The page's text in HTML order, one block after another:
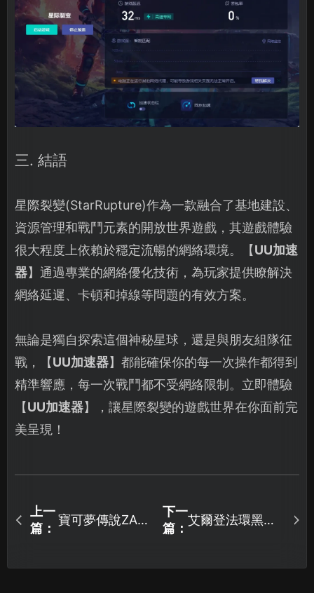
三. 結語
星際裂變(StarRupture)作為一款融合了基地建設、
資源管理和戰鬥元素的開放世界遊戲，其遊戲體驗
很大程度上依賴於穩定流暢的網絡環境。【UU加速
器】通過專業的網絡優化技術，為玩家提供瞭解決
網絡延遲、卡頓和掉線等問題的有效方案。
無論是獨自探索這個神秘星球，還是與朋友組隊征
戰，【UU加速器】都能確保你的每一次操作都得到
精準響應，每一次戰鬥都不受網絡限制。立即體驗
【UU加速器】，讓星際裂變的遊戲世界在你面前完
美呈現！
上一
篇：
寶可夢傳說ZA全
下一
篇：
艾爾登法環黑夜